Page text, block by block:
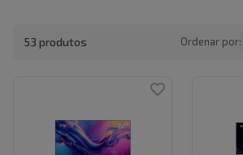
53 produtos Ordenar por: